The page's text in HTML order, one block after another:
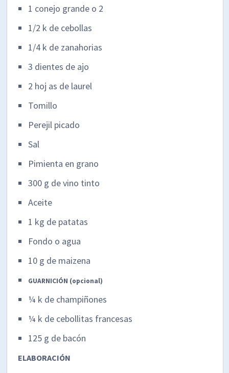
1 conejo grande o 2
1/2 k de cebollas
1/4 k de zanahorias
3 dientes de ajo
2 hoj as de laurel
Tomillo
Perejil picado
Sal
Pimienta en grano
300 g de vino tinto
Aceite
1 kg de patatas
Fondo o agua
10 g de maizena
GUARNICIÓN (opcional)
¼ k de champiñones
¼ k de cebollitas francesas
125 g de bacón
ELABORACIÓN